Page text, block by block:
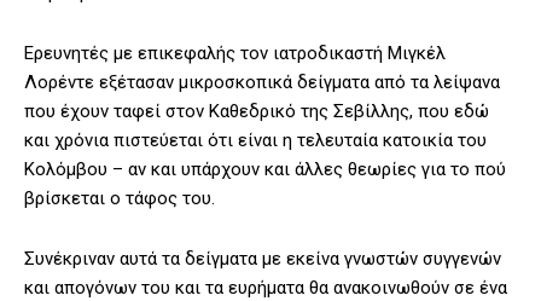
Ερευνητές με επικεφαλής τον ιατροδικαστή Μιγκέλ
Λορέντε εξέτασαν μικροσκοπικά δείγματα από τα λείψανα
που έχουν ταφεί στον Καθεδρικό της Σεβίλλης, που εδώ
και χρόνια πιστεύεται ότι είναι η τελευταία κατοικία του
Κολόμβου – αν και υπάρχουν και άλλες θεωρίες για το πού
βρίσκεται ο τάφος του.
Συνέκριναν αυτά τα δείγματα με εκείνα γνωστών συγγενών
και απογόνων του και τα ευρήματα θα ανακοινωθούν σε ένα